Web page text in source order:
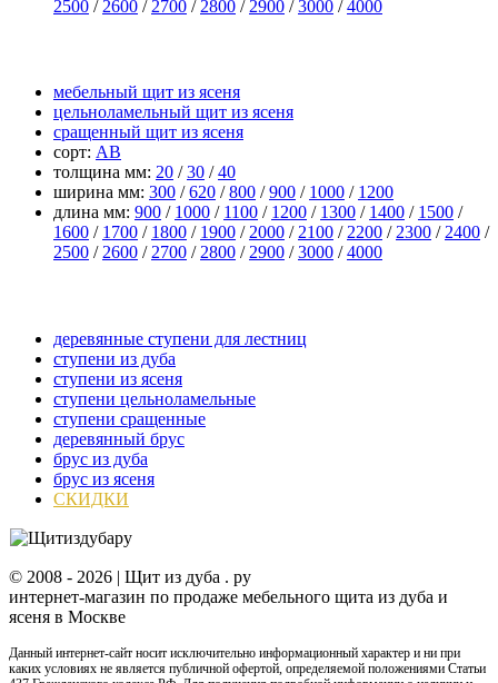
2500 / 2600 / 2700 / 2800 / 2900 /3000 /4000
мебельный щит из ясеня
цельноламельный щит из ясеня
сращенный щит из ясеня
сорт: АВ
толщина мм: 20 /30 /40
ширина мм: 300 /620 /800 /900 / 1000 / 1200
длина мм: 900 / 1000 / 1100 / 1200 / 1300 / 1400 / 1500 /
1600 / 1700 / 1800 / 1900 / 2000 / 2100 / 2200 / 2300 / 2400 /
2500 / 2600 / 2700 / 2800 / 2900 /3000 /4000
деревянные ступени для лестниц
ступени из дуба
ступени из ясеня
ступени цельноламельные
ступени сращенные
деревянный брус
брус из дуба
брус из ясеня
СКИДКИ
© 2008 - 2026 | Щит из дуба . ру
интернет-магазин по продаже мебельного щита из дуба и
ясеня в Москве
Данный интернет-сайт носит исключительно информационный характер и ни при
каких условиях не является публичной офертой, определяемой положениями Статьи